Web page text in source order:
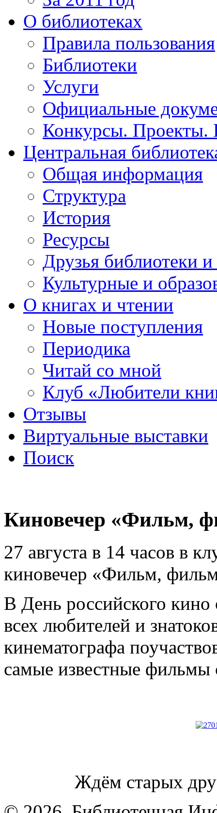
О библиотеках
Правила пользования
Библиотеки
Услуги
Официальные
Конкурсы.
Центральная
Общая информация
Структура
История
Ресурсы
Друзья библиотеки
Культурные и
О книгах и чтении
Новые поступления
Периодика
Читай со мной
Клуб «Любители
Отзывы
Виртуальные выставки
Поиск
Киновечер «Фильм,
27 августа в 14 часов в
киновечер «Фильм,
В День российского кино
всех любителей и
кинематографа
самые известные
Ждём старых